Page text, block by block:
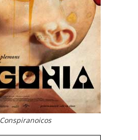
Conspiranoicos